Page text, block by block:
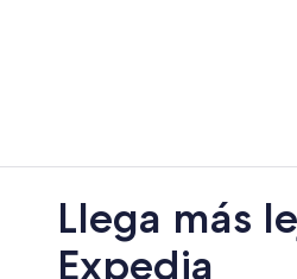
Llega más
Expedia